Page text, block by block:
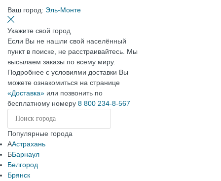
Ваш город: Эль-Монте
Укажите свой город
Если Вы не нашли свой населённый
пункт в поиске, не расстраивайтесь. Мы
высылаем заказы по всему миру.
Подробнее с условиями доставки Вы
можете ознакомиться на странице
«Доставка» или позвонить по
бесплатному номеру 8 800 234-8-567
Популярные города
ААстрахань
ББарнаул
Белгород
Брянск